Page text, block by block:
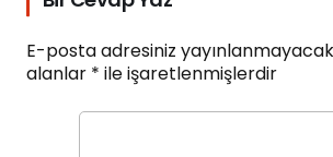
E-posta adresiniz
alanlar * ile işaretlenmişlerdir